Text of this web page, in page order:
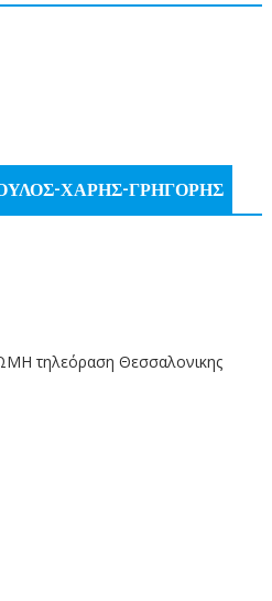
ΧΑΡΗΣ-ΓΡΗΓΟΡΗΣ
τηλεόραση Θεσσαλονικης